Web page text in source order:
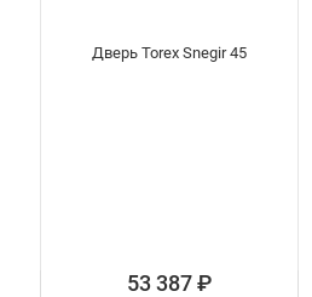
Дверь Torex Snegir 45
53 387₽